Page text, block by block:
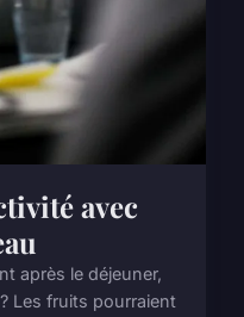
avec
après le déjeuner,
Les fruits pourraient